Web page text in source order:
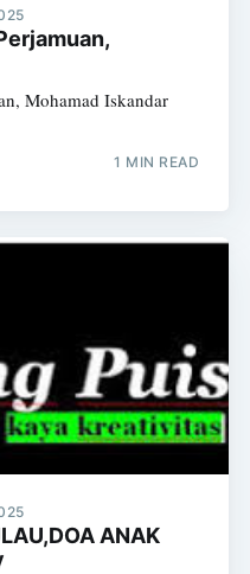
Mohamad Iskandar
1 MIN READ
ANAK